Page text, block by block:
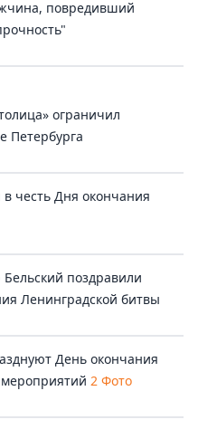
повредивший
ограничил
Петербурга
в честь Дня окончания
поздравили
Ленинградской битвы
День окончания
2 Фото